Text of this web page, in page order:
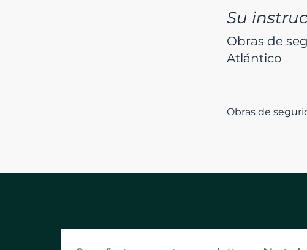
Su
Obras de
Atlántico
Obras de